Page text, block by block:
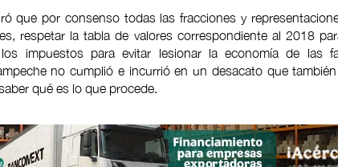
que por consenso todas las fracciones y
respetar la tabla de valores correspondiente al 2018
impuestos para evitar lesionar la economía de las
no cumplió e incurrió en un desacato que
qué es lo que procede.